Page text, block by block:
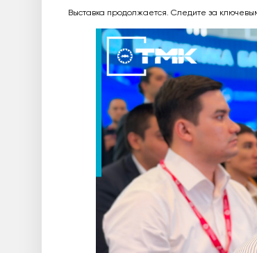
Выставка продолжается. Следите за